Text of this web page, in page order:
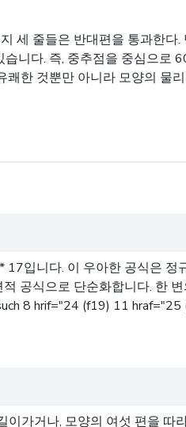
세 줄들은 반대편을 통과한다
니다. 즉, 중추점을 중심으로
한 것뿐만 아니라 모양의 물
입니다. 이 우아한 공식은 정
공식으로 단순화합니다. 한
8 hrif="24 (f19) 11 hraf="25
가거나, 모양의 여섯 편을 따